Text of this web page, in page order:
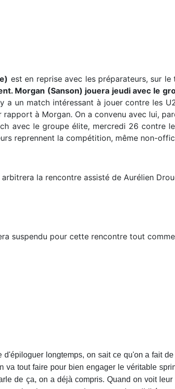
est en reprise avec les préparateurs, sur
Morgan (Sanson) jouera jeudi avec le
a un match intéressant à jouer contre les
rapport à Morgan. On a convenu avec lui,
avec le groupe élite, mercredi 26 contre
reprennent la compétition, même non-
arbitrera la rencontre assisté de Aurélien
suspendu pour cette rencontre tout comme
d'épiloguer longtemps, on sait ce qu'on a fait
va tout faire pour bien engager le véritable
de ça, on a déjà compris. Quand on voit